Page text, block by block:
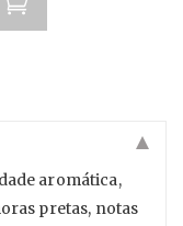
aromática,
pretas, notas